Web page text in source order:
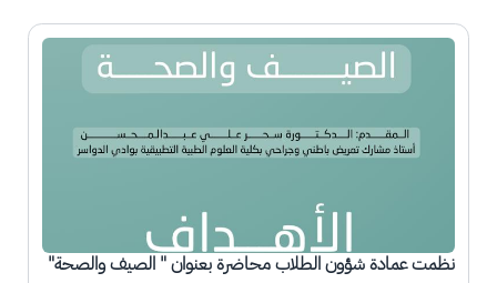
الصورة
نظمت عمادة شؤون الطلاب محاضرة بعنوان " الصيف والصحة"